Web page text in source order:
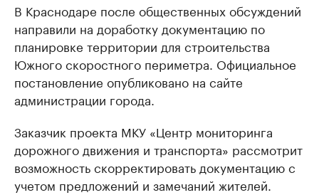
В Краснодаре после общественных обсуждений
направили на доработку документацию по
планировке территории для строительства
Южного скоростного периметра. Официальное
постановление опубликовано на сайте
администрации города.
Заказчик проекта МКУ «Центр мониторинга
дорожного движения и транспорта» рассмотрит
возможность скорректировать документацию с
учетом предложений и замечаний жителей.